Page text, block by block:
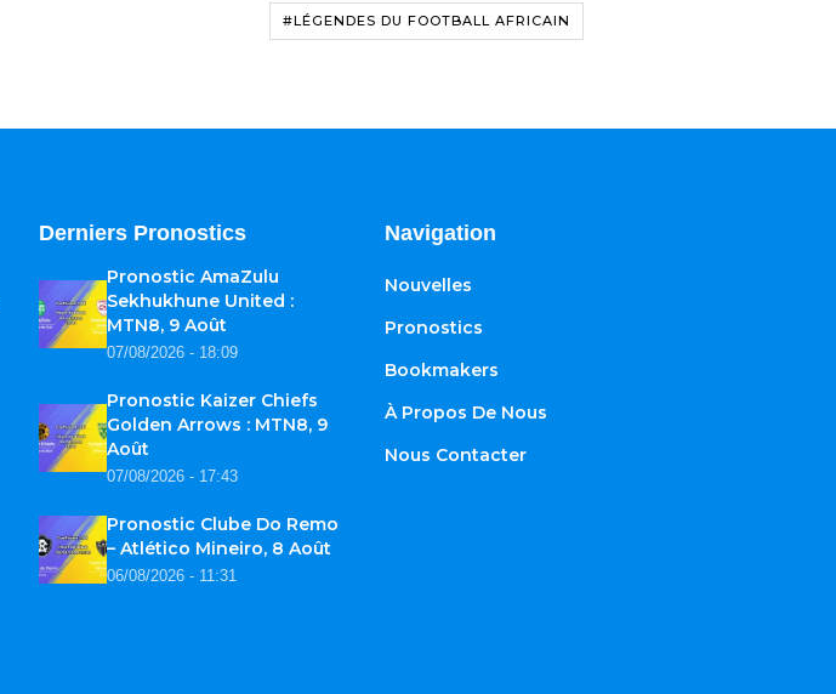
#LÉGENDES DU FOOTBALL AFRICAIN
Derniers Pronostics
Pronostic AmaZulu
Sekhukhune United :
MTN8, 9 Août
07/08/2026 - 18:09
Pronostic Kaizer Chiefs
Golden Arrows : MTN8, 9
Août
07/08/2026 - 17:43
Pronostic Clube Do Remo
– Atlético Mineiro, 8 Août
06/08/2026 - 11:31
Navigation
Nouvelles
Pronostics
Bookmakers
À Propos De Nous
Nous Contacter